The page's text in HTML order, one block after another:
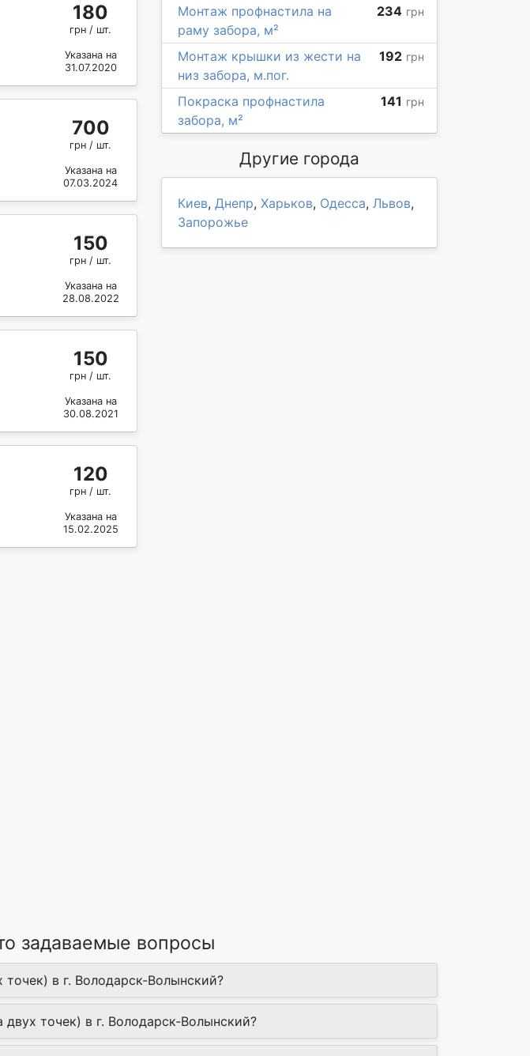
180
грн / шт.
Указана на
31.07.2020
700
грн / шт.
Указана на
07.03.2024
150
грн / шт.
Указана на
28.08.2022
150
грн / шт.
Указана на
30.08.2021
120
грн / шт.
Указана на
15.02.2025
Монтаж профнастила на
раму забора, м²
234 грн
Монтаж крышки из жести на
низ забора, м.пог.
192 грн
Покраска профнастила
забора, м²
141 грн
Другие города
Киев, Днепр, Харьков, Одесса, Львов,
Запорожье
задаваемые вопросы
в г. Володарск-Волынский?
точек) в г. Володарск-Волынский?